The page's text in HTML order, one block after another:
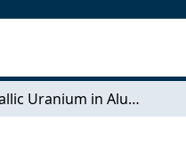
Metallic Uranium in Aluminium Cladding